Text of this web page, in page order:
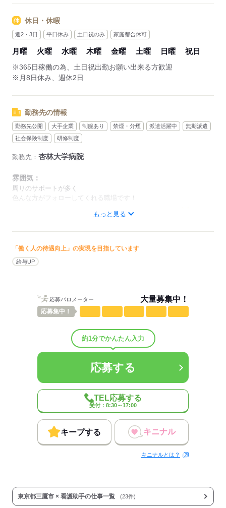
下膳・届いたタオル類や洗濯物品の仕分け、物品補充やタオル
類の補充
▼11：00～
母乳マッサージルームの補充・使用したリネン類の回収
▼11：40～
昼の食事配膳
▼12：30～
休憩（状況によって前後する場合有）
下膳、退院病床の清掃、準備
▼14：20～
使用した医療器材の片付け
母乳マッサージルームの補充・使用したリネン類の回収
終業
※適宜、上記の合間に薬の運搬、患者の検査への搬送など
上記は1つの部署の例です。
応募する
休日・休暇
週2・3日 平日休み 土日祝のみ 家庭都合休可
月曜 火曜 水曜 木曜 金曜 土曜 日曜 祝日
※365日稼働の為、土日祝出勤お願い出来る方歓迎
※月8日休み、週休2日
勤務先の情報
勤務先公開 大手企業 制服あり 禁煙・分煙 派遣活躍中
無期派遣
社会保険制度
研修制度
勤務先： 杏林大学病院
雰囲気：
周りのサポートが多く
色んな方がフォローしてくれる職場です！
低い
仕事の仕方
配属先部署：
看護助手さんを募集してます！
（男2：女8）
医療・介護・福祉関連
応募する
もっと見る
「働く人の待遇向上」の実現を目指しています
給与UP
応募バロメーター 大量募集中！
応募集中！
約1分でかんたん入力
応募する
TEL応募する
受付：8:30～17:00
キープする キニナル
キニナルとは？
東京都三鷹市 × 看護助手の仕事一覧 (23件)